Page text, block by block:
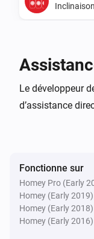
Le développeur
d’assistance
Fonctionne sur
Homey Pro (Early
Homey (Early 2019)
Homey (Early 2018)
Homey (Early 2016)